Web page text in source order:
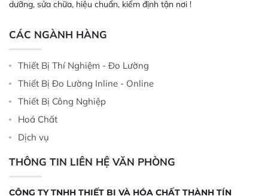
dưỡng, sửa chữa, hiệu chuẩn, kiểm định tận nơi !
CÁC NGÀNH HÀNG
Thiết Bị Thí Nghiệm - Đo Lường
Thiết Bị Đo Lường Inline - Online
Thiết Bị Công Nghiệp
Hoá Chất
Dịch vụ
THÔNG TIN LIÊN HỆ VĂN PHÒNG
CÔNG TY TNHH THIẾT BỊ VÀ HÓA CHẤT THÀNH TÍN